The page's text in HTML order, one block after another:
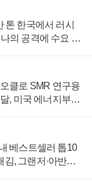
톤 한국에서 러시
의 공격에 수요 늘
클로 SMR 연구용
, 미국 에너지부
베스트셀러 톱10
, 그랜저·아반떼